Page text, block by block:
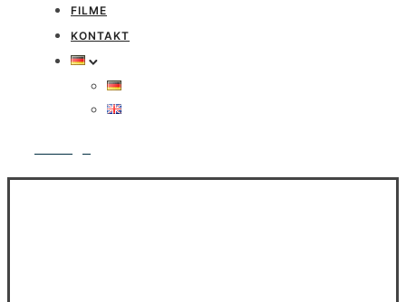
FILME
KONTAKT